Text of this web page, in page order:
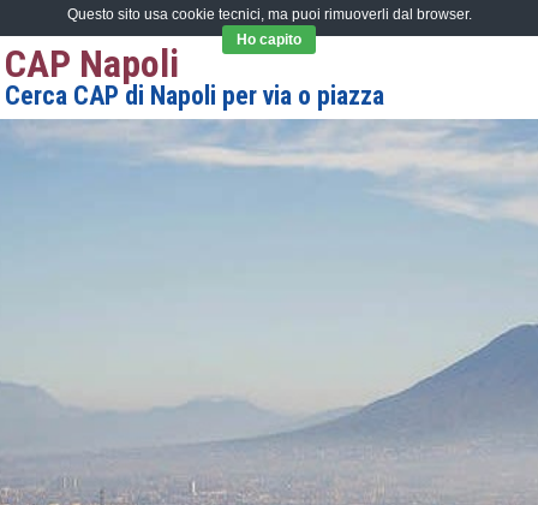
CAP Napoli
Cerca CAP di Napoli per via o piazza
Questo sito usa cookie tecnici, ma puoi rimuoverli dal browser.
Ho capito